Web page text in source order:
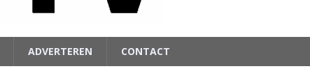
ADVERTEREN CONTACT